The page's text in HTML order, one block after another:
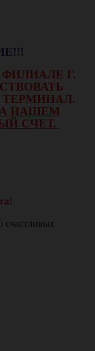
ФИЛИАЛЕ Г.
НАШЕМ
СЧЕТ.
счастливых